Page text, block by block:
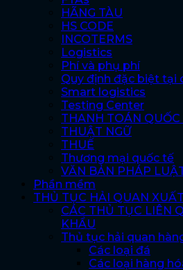
HÃNG TÀU
HS CODE
INCOTERMS
Logistics
Phí và phụ phí
Quy định đặc biệt tại
Smart logistics
Testing Center
THANH TOÁN QUỐC
THUẬT NGỮ
THUẾ
Thương mại quốc tế
VĂN BẢN PHÁP
Phần mềm
THỦ TỤC HẢI QUAN
CÁC THỦ TỤC LIÊN
KHẨU
Thủ tục hải quan
Các loại đá
Các loại hàng